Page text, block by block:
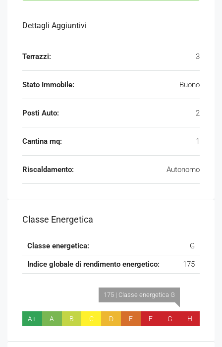
Dettagli Aggiuntivi
Terrazzi: 3
Stato Immobile: Buono
Posti Auto: 2
Cantina mq: 1
Riscaldamento: Autonomo
Classe Energetica
Classe energetica: G
Indice globale di rendimento energetico: 175
A+ A B C D E F
175 | Classe energetica G
G H